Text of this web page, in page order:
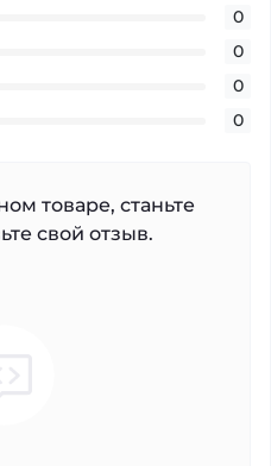
0
0
0
0
товаре, станьте
свой отзыв.